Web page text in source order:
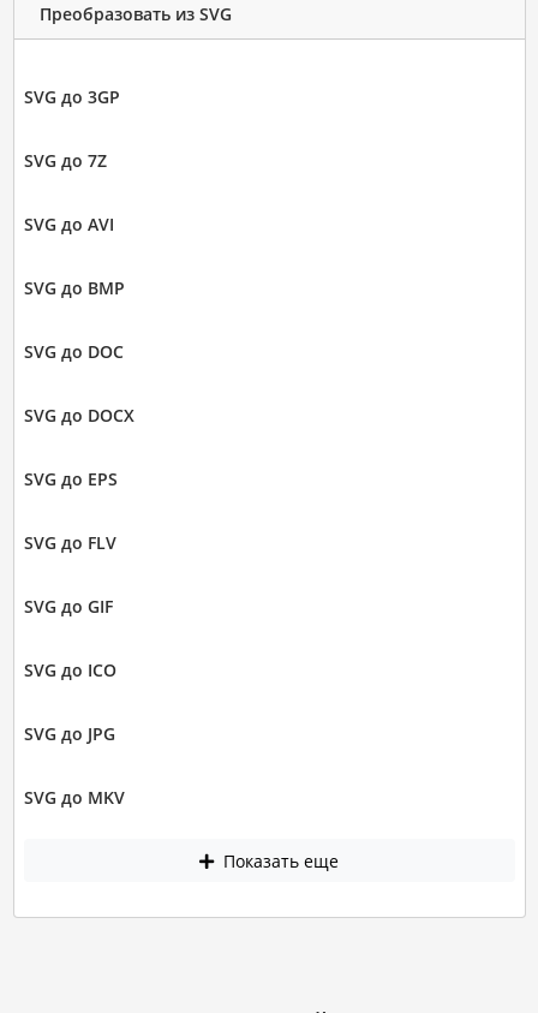
Преобразовать из SVG
SVG до 3GP
SVG до 7Z
SVG до AVI
SVG до BMP
SVG до DOC
SVG до DOCX
SVG до EPS
SVG до FLV
SVG до GIF
SVG до ICO
SVG до JPG
SVG до MKV
Показать еще